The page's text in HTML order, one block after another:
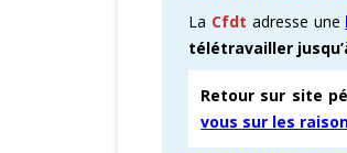
La Cfdt adresse une
télétravailler
Retour sur site
vous sur les